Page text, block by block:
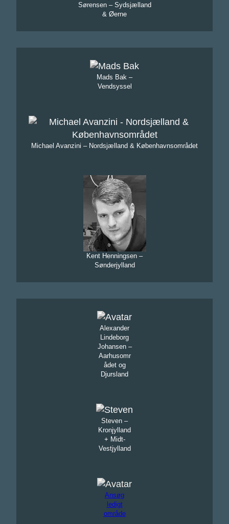
Sørensen – Sydsjælland
& Øerne
Mads Bak –
Vendsyssel
Michael Avanzini – Nordsjælland & Københavnsområdet
Kent Henningsen –
Sønderjylland
Alexander
Lindeborg
Johansen –
Aarhusomr
ådet og
Djursland
Steven –
Kronjylland
+ Midt-
Vestjylland
Ansøg
ledigt
område